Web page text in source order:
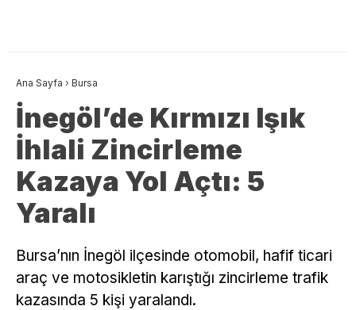
Ana Sayfa › Bursa
İnegöl’de Kırmızı Işık
İhlali Zincirleme
Kazaya Yol Açtı: 5
Yaralı
Bursa’nın İnegöl ilçesinde otomobil, hafif ticari
araç ve motosikletin karıştığı zincirleme trafik
kazasında 5 kişi yaralandı.